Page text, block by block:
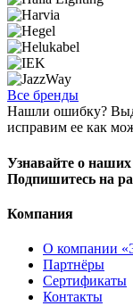
Все бренды
Нашли ошибку?
исправим ее как
Узнавайте о
Подпишитесь на
Компания
О компании
Партнёры
Сертификаты
Контакты